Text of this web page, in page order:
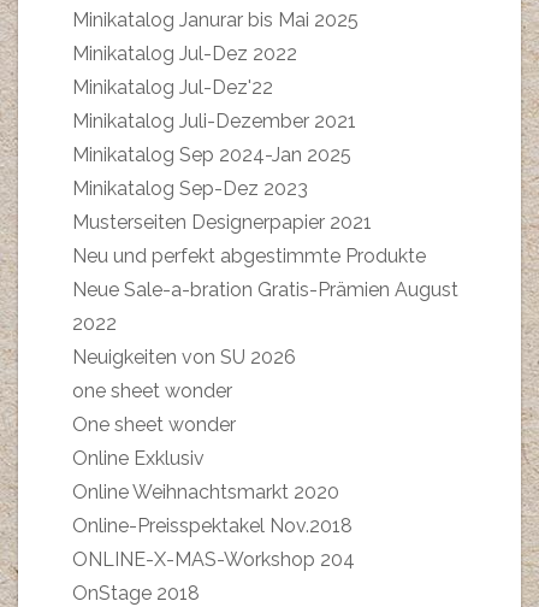
Minikatalog Janurar bis Mai 2025
Minikatalog Jul-Dez 2022
Minikatalog Jul-Dez'22
Minikatalog Juli-Dezember 2021
Minikatalog Sep 2024-Jan 2025
Minikatalog Sep-Dez 2023
Musterseiten Designerpapier 2021
Neu und perfekt abgestimmte Produkte
Neue Sale-a-bration Gratis-Prämien August
2022
Neuigkeiten von SU 2026
one sheet wonder
One sheet wonder
Online Exklusiv
Online Weihnachtsmarkt 2020
Online-Preisspektakel Nov.2018
ONLINE-X-MAS-Workshop 204
OnStage 2018